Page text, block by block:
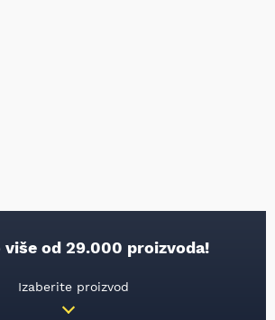
više od 29.000 proizvoda!
Izaberite proizvod